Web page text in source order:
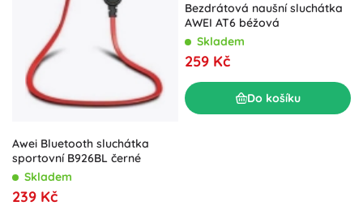
Awei Bluetooth sluchátka
sportovní B926BL černé
Skladem
239 Kč
Bezdrátová naušní sluchátka
AWEI AT6 béžová
Skladem
259 Kč
Do košíku